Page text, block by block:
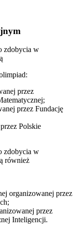
zdobycia w
przez
przez Fundację
Polskie
zdobycia w
również
organizowanej przez
przez
Inteligencji.